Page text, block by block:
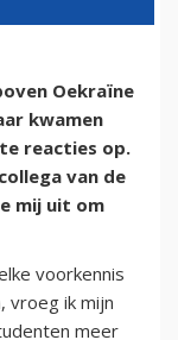
Oekraïne
kwamen
reacties op.
van de
mij uit om
voorkennis
vroeg ik mijn
meer